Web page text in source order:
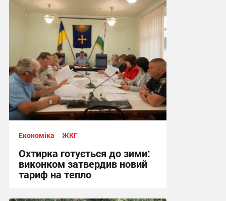
Економіка ЖКГ
Охтирка готується до зими:
виконком затвердив новий
тариф на тепло